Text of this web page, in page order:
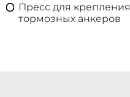
Пресс для крепления
тормозных анкеров